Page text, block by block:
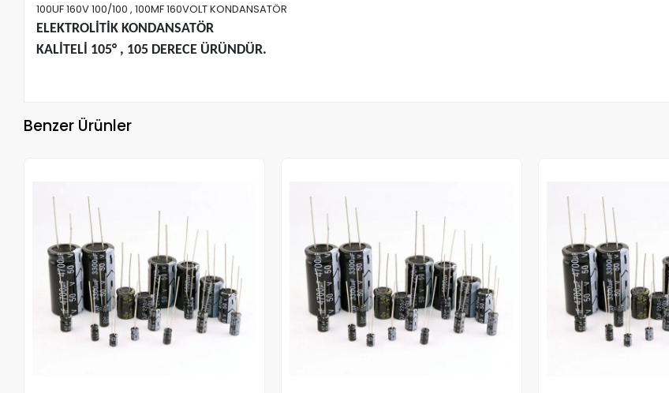
100UF 160V 100/100 , 100MF 160VOLT KONDANSATÖR
ELEKTROLİTİK KONDANSATÖR
KALİTELİ 105° , 105 DERECE ÜRÜNDÜR.
Benzer Ürünler